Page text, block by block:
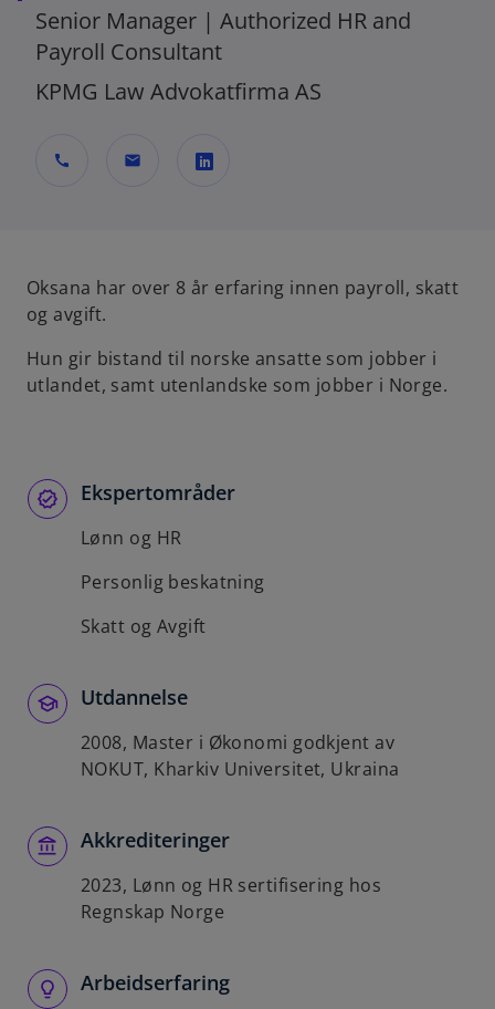
Senior Manager | Authorized HR and
Payroll Consultant
KPMG Law Advokatfirma AS
call mail
n
n
a
t
a
b
Oksana har over 8 år erfaring innen payroll, skatt
og avgift.
Hun gir bistand til norske ansatte som jobber i
utlandet, samt utenlandske som jobber i Norge.
Ekspertområder
Lønn og HR
Personlig beskatning
Skatt og Avgift
Utdannelse
2008, Master i Økonomi godkjent av
NOKUT, Kharkiv Universitet, Ukraina
Akkrediteringer
2023, Lønn og HR sertifisering hos
Regnskap Norge
Arbeidserfaring